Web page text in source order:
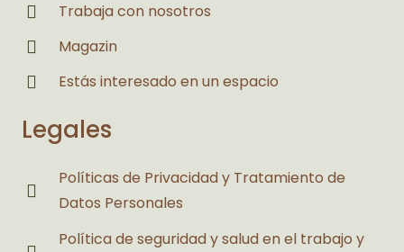
Trabaja con nosotros
Magazin
Estás interesado en un espacio
Legales
Políticas de Privacidad y Tratamiento de
Datos Personales
Política de seguridad y salud en el trabajo y